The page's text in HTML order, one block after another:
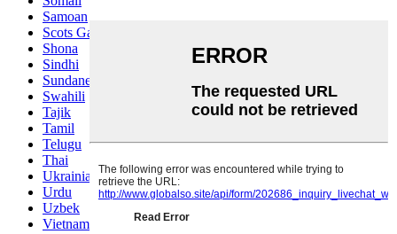
Samoan
Scots Gaelic
Shona
Sindhi
Sundanese
Swahili
Tajik
Tamil
Telugu
Thai
Ukrainian
Urdu
Uzbek
Vietnamese